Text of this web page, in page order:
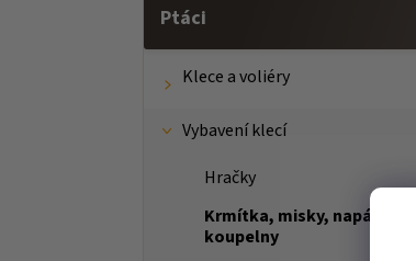
Ptáci
Klece a voliéry
Vybavení klecí
Hračky
Krmítka, misky, napáječky a
koupelny